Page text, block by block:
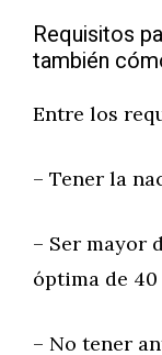
Requisitos
también
Entre los
– Tener la
– Ser mayor
óptima de 40
– No tener